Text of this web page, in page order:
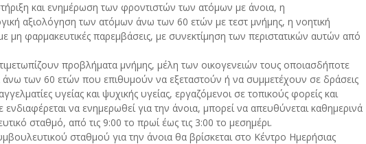
και ενημέρωση των φροντιστών των ατόμων με άνοια, η
αξιολόγηση των ατόμων άνω των 60 ετών με τεστ μνήμης, η νοητική
μη φαρμακευτικές παρεμβάσεις, με συνεκτίμηση των περιστατικών αυτών από
προβλήματα μνήμης, μέλη των οικογενειών τους οποιασδήποτε
άνω των 60 ετών που επιθυμούν να εξεταστούν ή να συμμετέχουν σε δράσεις
υγείας και ψυχικής υγείας, εργαζόμενοι σε τοπικούς φορείς και
να ενημερωθεί για την άνοια, μπορεί να απευθύνεται καθημερινά
σταθμό, από τις 9:00 το πρωί έως τις 3:00 το μεσημέρι.
σταθμού για την άνοια θα βρίσκεται στο Κέντρο Ημερήσιας